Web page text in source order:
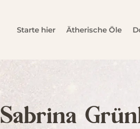
Starte hier Ätherische Öle
Sabrina